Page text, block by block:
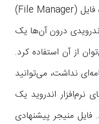
نیاز به یک برنامه مدیریت کننده فایل (File Manager)
درون آن‌ها یک
از آن استفاده کرد.
نداشت، می‌توانید
نرم‌افزار اندروید یک
فایل منیجر پیشنهادی